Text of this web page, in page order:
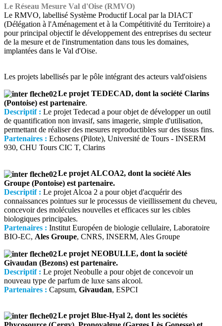
Le Réseau Mesure Val d'Oise (RMVO)
Le RMVO, labellisé Système Productif Local par la DIACT
(Délégation à l'Aménagement et à la Compétitivité du Territoire) a
pour principal objectif le développement des entreprises du secteur
de la mesure et de l'instrumentation dans tous les domaines,
implantées dans le Val d'Oise.
Les projets labellisés par le pôle intégrant des acteurs vald'oisiens
Le projet TEDECAD, dont la société Clarins
(Pontoise) est partenaire.
Descriptif : Le projet Tedecad a pour objet de développer un outil
de quantification non invasif, sans imagerie, simple d'utilisation,
permettant de réaliser des mesures reproductibles sur des tissus fins.
Partenaires : Echosens (Pilote), Université de Tours - INSERM
930, CHU Tours CIC T, Clarins
Le projet ALCOA2, dont la société Ales
Groupe (Pontoise) est partenaire.
Descriptif : Le projet Alcoa 2 a pour objet d'acquérir des
connaissances pointues sur le processus de vieillissement du cheveu,
concevoir des molécules nouvelles et efficaces sur les cibles
biologiques principales.
Partenaires : Institut Européen de biologie cellulaire, Laboratoire
BIO-EC, Ales Groupe, CNRS, INSERM, Ales Groupe
Le projet NEOBULLE, dont la société
Givaudan (Bezons) est partenaire.
Descriptif : Le projet Neobulle a pour objet de concevoir un
nouveau type de parfum de luxe sans alcool.
Partenaires : Capsum, Givaudan, ESPCI
Le projet Blue-Hyal 2, dont les sociétés